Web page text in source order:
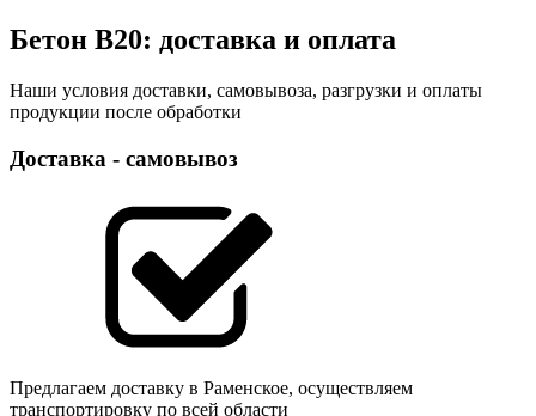
Бетон B20: доставка и оплата
Наши условия доставки, самовывоза, разгрузки и оплаты
продукции после обработки
Доставка - самовывоз
Предлагаем доставку в Раменское, осуществляем
транспортировку по всей области